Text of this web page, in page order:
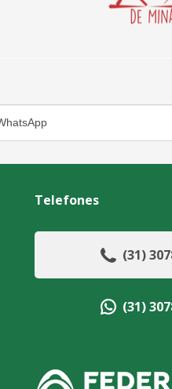
Telefones
(31)
(31)